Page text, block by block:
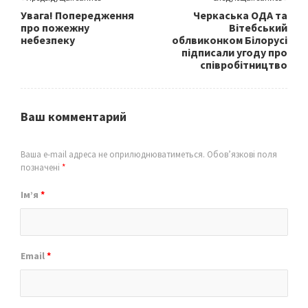
Увага! Попередження
про пожежну
небезпеку
Черкаська ОДА та
Вітебський
облвиконком Білорусі
підписали угоду про
співробітництво
Ваш комментарий
Ваша e-mail адреса не оприлюднюватиметься. Обов’язкові поля
позначені *
Ім’я *
Email*